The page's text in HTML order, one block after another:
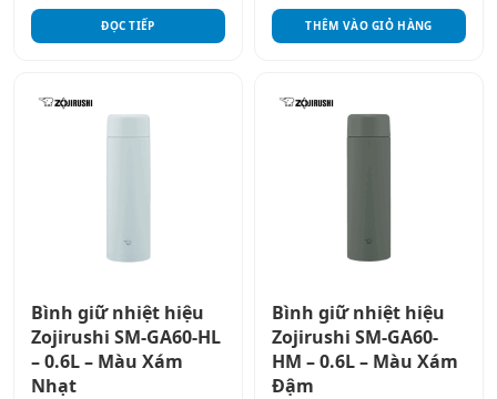
ĐỌC TIẾP THÊM VÀO GIỎ HÀNG
Bình giữ nhiệt hiệu
Zojirushi SM-GA60-HL
– 0.6L – Màu Xám
Nhạt
Bình giữ nhiệt hiệu
Zojirushi SM-GA60-
HM – 0.6L – Màu Xám
Đậm